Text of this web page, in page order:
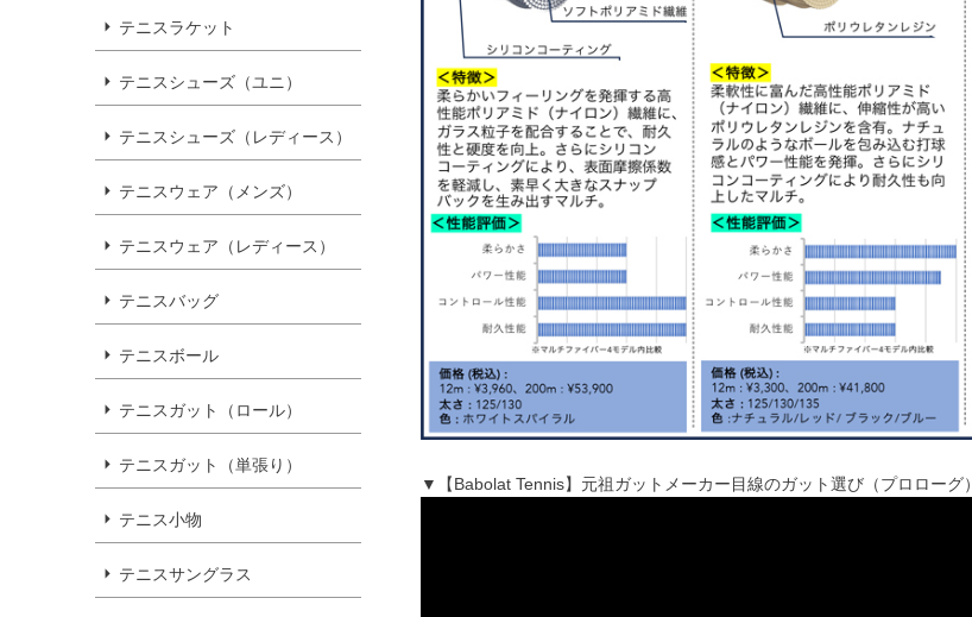
テニスラケット
テニスシューズ（ユニ）
テニスシューズ（レディース）
テニスウェア（メンズ）
テニスウェア（レディース）
テニスバッグ
テニスボール
テニスガット（ロール）
テニスガット（単張り）
テニス小物
テニスサングラス
▼【Babolat Tennis】元祖ガットメーカー目線のガット選び（プロローグ）